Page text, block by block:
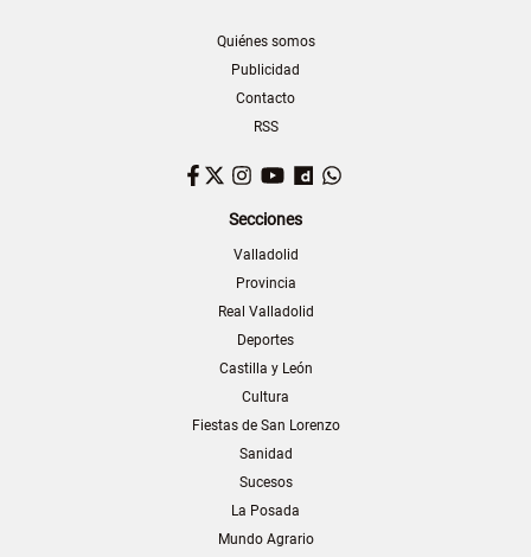
Quiénes somos
Publicidad
Contacto
RSS
Facebook
TwitterInstagram
YouTubeDailymotion
Secciones
Valladolid
Provincia
Real Valladolid
Deportes
Castilla y León
Cultura
Fiestas de San Lorenzo
Sanidad
Sucesos
La Posada
Mundo Agrario